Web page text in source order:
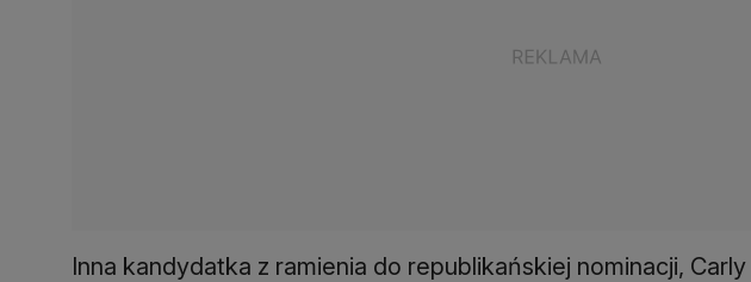
Inna kandydatka z ramienia do republikańskiej nominacji,